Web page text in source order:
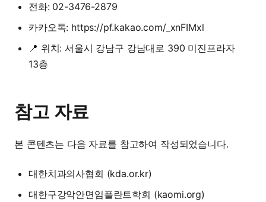
전화: 02-3476-2879
카카오톡: https://pf.kakao.com/_xnFIMxl
📍 위치: 서울시 강남구 강남대로 390 미진프라자
13층
참고 자료
본 콘텐츠는 다음 자료를 참고하여 작성되었습니다.
대한치과의사협회 (kda.or.kr)
대한구강악안면임플란트학회 (kaomi.org)